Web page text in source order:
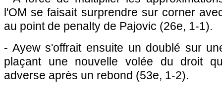
l'OM se faisait surprendre sur corner
au point de penalty de Pajovic (26e, 1-1).
- Ayew s'offrait ensuite un doublé sur
plaçant une nouvelle volée du droit
adverse après un rebond (53e, 1-2).